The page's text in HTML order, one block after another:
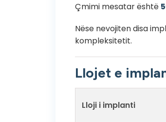
Çmimi mesatar është
Nëse nevojiten disa
kompleksitetit.
Llojet e
Lloji i implanti